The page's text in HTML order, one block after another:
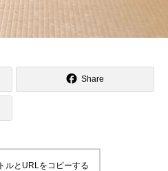
Share
ルとURLをコピーする